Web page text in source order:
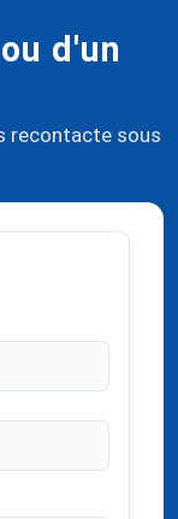
d'un
recontacte sous